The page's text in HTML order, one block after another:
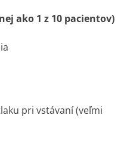
ako 1 z 10 pacientov)
pri vstávaní (veľmi